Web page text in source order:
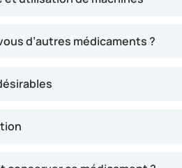
d’autres médicaments ?